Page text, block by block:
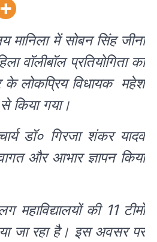
मानिला में सोबन सिंह जीना
वॉलीबॉल प्रतियोगिता का
के लोकप्रिय विधायक महेश
किया गया।
डॉ० गिरजा शंकर यादव
और आभार ज्ञापन किया
की 11 टीमों
जा रहा है। इस अवसर पर